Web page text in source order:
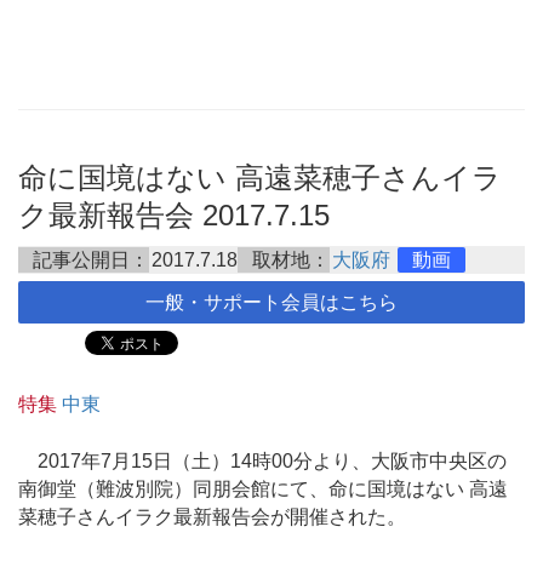
命に国境はない 高遠菜穂子さんイラ
ク最新報告会 2017.7.15
記事公開日： 2017.7.18 取材地： 大阪府 動画
一般・サポート会員はこちら
特集 中東
2017年7月15日（土）14時00分より、大阪市中央区の
南御堂（難波別院）同朋会館にて、命に国境はない 高遠
菜穂子さんイラク最新報告会が開催された。